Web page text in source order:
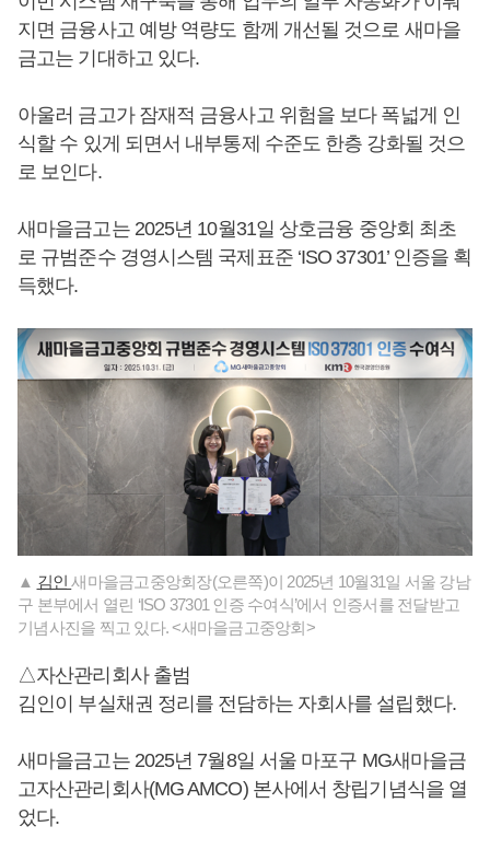
지면 금융사고 예방 역량도 함께 개선될 것으로 새마을
금고는 기대하고 있다.
아울러 금고가 잠재적 금융사고 위험을 보다 폭넓게 인
식할 수 있게 되면서 내부통제 수준도 한층 강화될 것으
로 보인다.
새마을금고는 2025년 10월31일 상호금융 중앙회 최초
로 규범준수 경영시스템 국제표준 ‘ISO 37301’ 인증을 획
득했다.
▲ 김인새마을금고중앙회장(오른쪽)이 2025년 10월31일 서울 강남
구 본부에서 열린 ‘ISO 37301 인증 수여식’에서 인증서를 전달받고
기념사진을 찍고 있다. <새마을금고중앙회>
△자산관리회사 출범
김인이 부실채권 정리를 전담하는 자회사를 설립했다.
새마을금고는 2025년 7월8일 서울 마포구 MG새마을금
고자산관리회사(MG AMCO) 본사에서 창립기념식을 열
었다.